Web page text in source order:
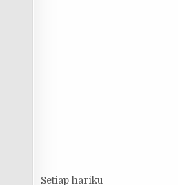
Setiap hariku